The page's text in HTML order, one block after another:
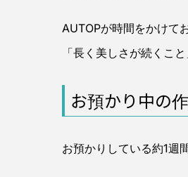
AUTOPが時間をかけて
「長く美しさが続くこ
お預かり中の
お預かりしている約1週